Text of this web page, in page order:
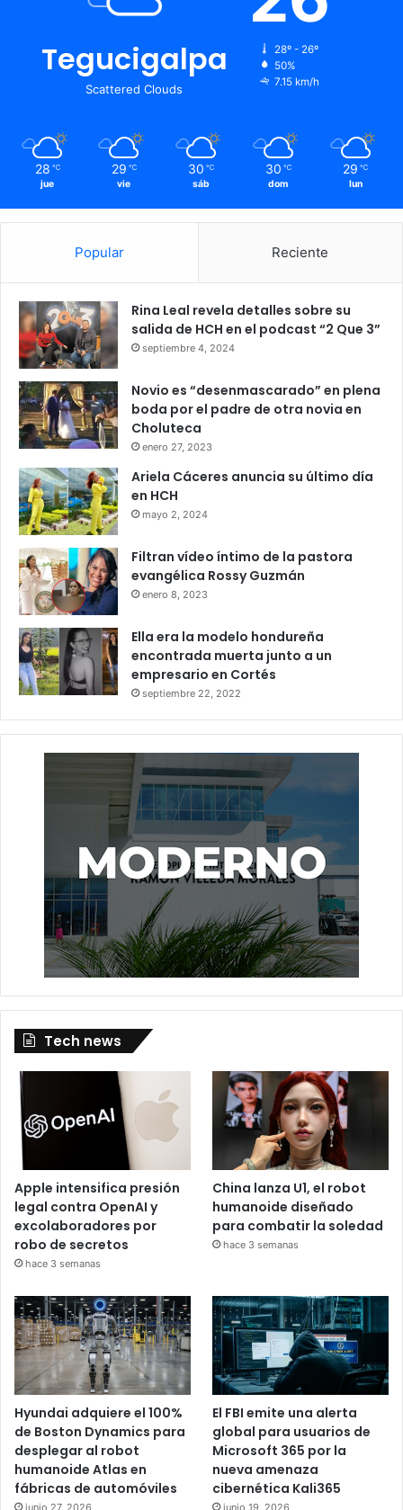
CMH exigencias
protestas
Tegucigalpa
Scattered Clouds
28º - 26º
50%
7.15 km/h
28 ℃
jue
29 ℃
vie
30 ℃
sáb
30 ℃
dom
29 ℃
lun
Popular Reciente
Rina Leal revela detalles sobre su
salida de HCH en el podcast “2 Que 3”
septiembre 4, 2024
Novio es “desenmascarado” en plena
boda por el padre de otra novia en
Choluteca
enero 27, 2023
Ariela Cáceres anuncia su último día
en HCH
mayo 2, 2024
Filtran vídeo íntimo de la pastora
evangélica Rossy Guzmán
enero 8, 2023
Ella era la modelo hondureña
encontrada muerta junto a un
empresario en Cortés
septiembre 22, 2022
Tech news
Apple intensifica presión
legal contra OpenAI y
excolaboradores por
robo de secretos
hace 3 semanas
China lanza U1, el robot
humanoide diseñado
para combatir la soledad
hace 3 semanas
Hyundai adquiere el 100%
de Boston Dynamics para
desplegar al robot
humanoide Atlas en
fábricas de automóviles
El FBI emite una alerta
global para usuarios de
Microsoft 365 por la
nueva amenaza
cibernética Kali365